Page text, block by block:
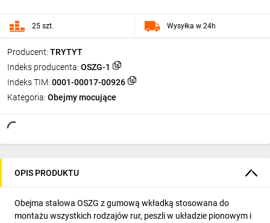
Producent: TRYTYT
Indeks producenta: OSZG-1
Indeks TIM: 0001-00017-00926
Kategoria: Obejmy mocujące
25 szt. Wysyłka w 24h
OPIS PRODUKTU
Obejma stalowa OSZG z gumową wkładką stosowana do
montażu wszystkich rodzajów rur, peszli w układzie pionowym i